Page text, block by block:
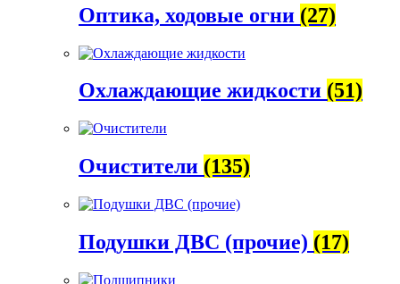
Оптика, ходовые огни (27)
Охлаждающие жидкости (51)
Очистители (135)
Подушки ДВС (прочие) (17)